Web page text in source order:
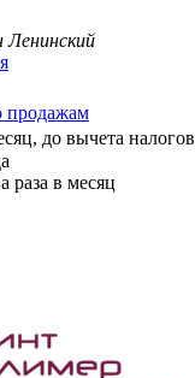
продажам
до вычета налогов
в месяц